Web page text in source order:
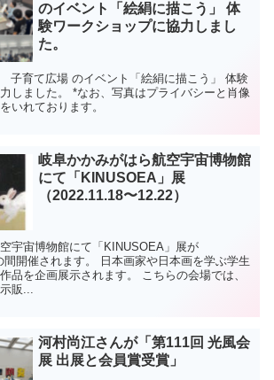
のイベント「絵絹に描こう」 体
験ワークショップに協力しまし
た。
子育て広場 のイベント「絵絹に描こう」 体験
しました。 *なお、写真はプライバシーと肖像
いれております。
岐阜かかみがはら航空宇宙博物館
にて「KINUSOEA」展
（2022.11.18〜12.22）
宇宙博物館にて「KINUSOEA」展が
間開催されます。 日本画家や日本画を学ぶ学生
品を企画展示されます。 こちらの会場では、
販...
河村尚江さんが「第111回 光風会
展 出展と会員賞受賞」